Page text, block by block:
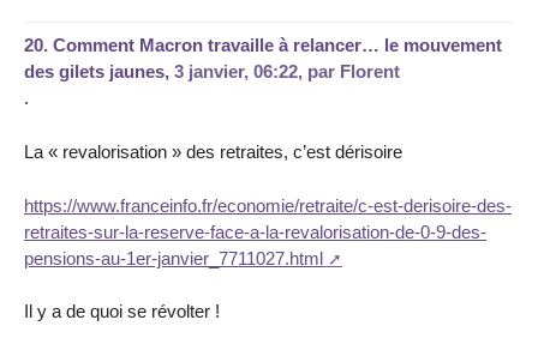
20. Comment Macron travaille à relancer… le mouvement
des gilets jaunes, 3 janvier, 06:22, par Florent
.
La « revalorisation » des retraites, c’est dérisoire
https://www.franceinfo.fr/economie/retraite/c-est-derisoire-des-
retraites-sur-la-reserve-face-a-la-revalorisation-de-0-9-des-
pensions-au-1er-janvier_7711027.html
Il y a de quoi se révolter !